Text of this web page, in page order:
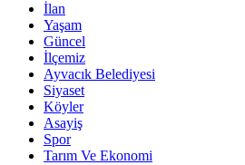
İlan
Yaşam
Güncel
İlçemiz
Ayvacık Belediyesi
Siyaset
Köyler
Asayiş
Spor
Tarım Ve Ekonomi